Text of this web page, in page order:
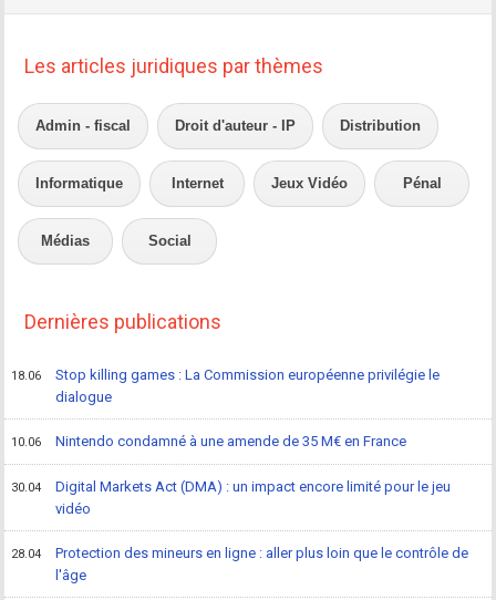
Les articles juridiques par thèmes
Admin - fiscal Droit d'auteur - IP Distribution
Informatique Internet Jeux Vidéo Pénal
Médias Social
Dernières publications
18.06
Stop killing games : La Commission européenne privilégie le
dialogue
10.06 Nintendo condamné à une amende de 35 M€ en France
30.04
Digital Markets Act (DMA) : un impact encore limité pour le jeu
vidéo
28.04
Protection des mineurs en ligne : aller plus loin que le contrôle de
l'âge